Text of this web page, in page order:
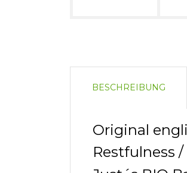
BESCHREIBUNG
Original
Restfulness